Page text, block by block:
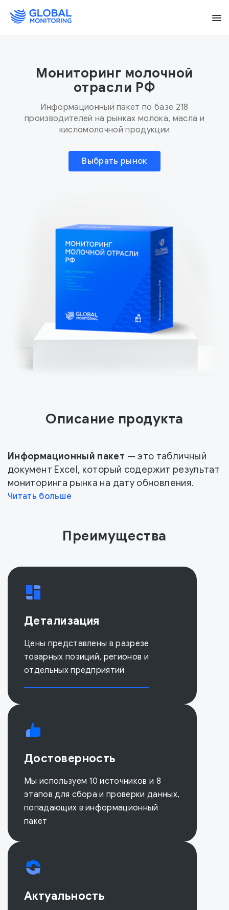
Мониторинг молочной
отрасли РФ
Информационный пакет по базе 218
производителей на рынках молока, масла и
кисломолочной продукции
Выбрать рынок
Описание продукта
Информационный пакет — это табличный
документ Excel, который содержит результат
мониторинга рынка на дату обновления.
Читать больше
Преимущества
Детализация
Цены представлены в разрезе
товарных позиций, регионов и
отдельных предприятий
Достоверность
Мы используем 10 источников и 8
этапов для сбора и проверки данных,
попадающих в информационный
пакет
Актуальность